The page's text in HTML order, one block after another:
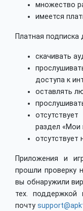
множество
имеется
Платная
скачивать
доступа к
оставлять
раздел «Мои
отсутствует
Приложения и
прошли проверку
вы обнаружили
тех.
почту